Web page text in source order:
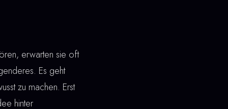
erwarten sie oft
Es geht
zu machen. Erst
hinter